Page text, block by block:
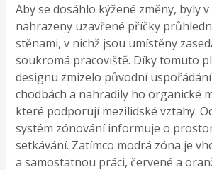
Aby se dosáhlo kýžené změny, byly
nahrazeny uzavřené příčky
stěnami, v nichž jsou umístěny
soukromá pracoviště. Díky tomuto
designu zmizelo původní
chodbách a nahradily ho organické
které podporují mezilidské vztahy.
systém zónování informuje o
setkávání. Zatímco modrá zóna je
a samostatnou práci, červené a